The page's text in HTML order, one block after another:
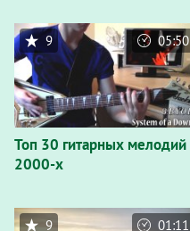
Топ 30 гитарных мелодий
2000-х
9 05:50
9 01:11